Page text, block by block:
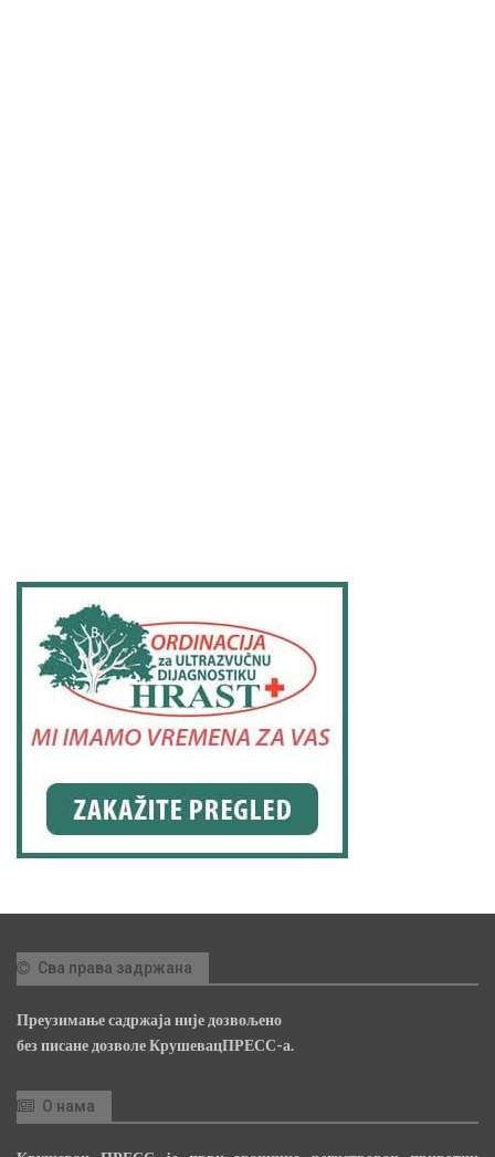
Сва права задржана
Преузимање садржаја није дозвољено
без писане дозволе КрушевацПРЕСС-а.
О нама